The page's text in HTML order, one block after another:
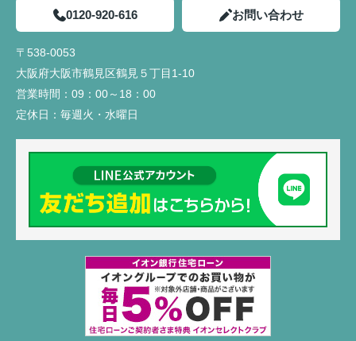
0120-920-616 お問い合わせ
〒538-0053
大阪府大阪市鶴見区鶴見５丁目1-10
営業時間： 09：00～18：00
定休日： 毎週火・水曜日